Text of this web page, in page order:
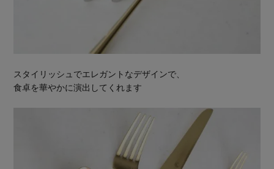
スタイリッシュでエレガントなデザインで、
食卓を華やかに演出してくれます